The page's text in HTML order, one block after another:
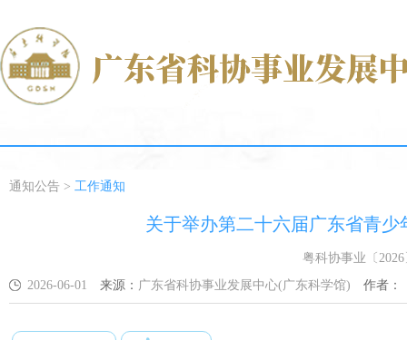
通知公告 > 工作通知
关于举办第二十六届广东省青
粤科协事业〔2026
2026-06-01
来源： 广东省科协事业发展中心(广东科学馆) 作者：